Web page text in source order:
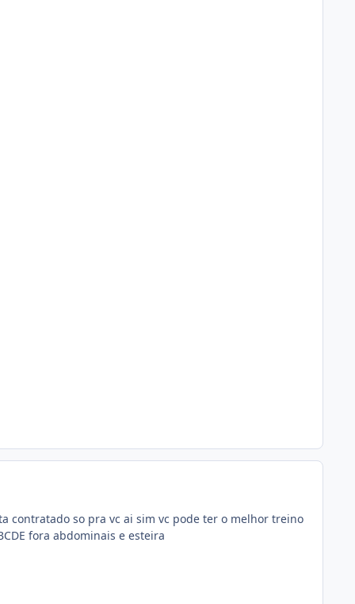
contratado so pra vc ai sim vc pode ter o melhor treino
fora abdominais e esteira